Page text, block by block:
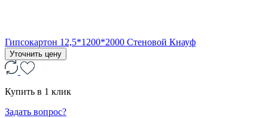
Гипсокартон 12,5*1200*2000 Стеновой Кнауф
Уточнить цену
Купить в 1 клик
Задать вопрос?